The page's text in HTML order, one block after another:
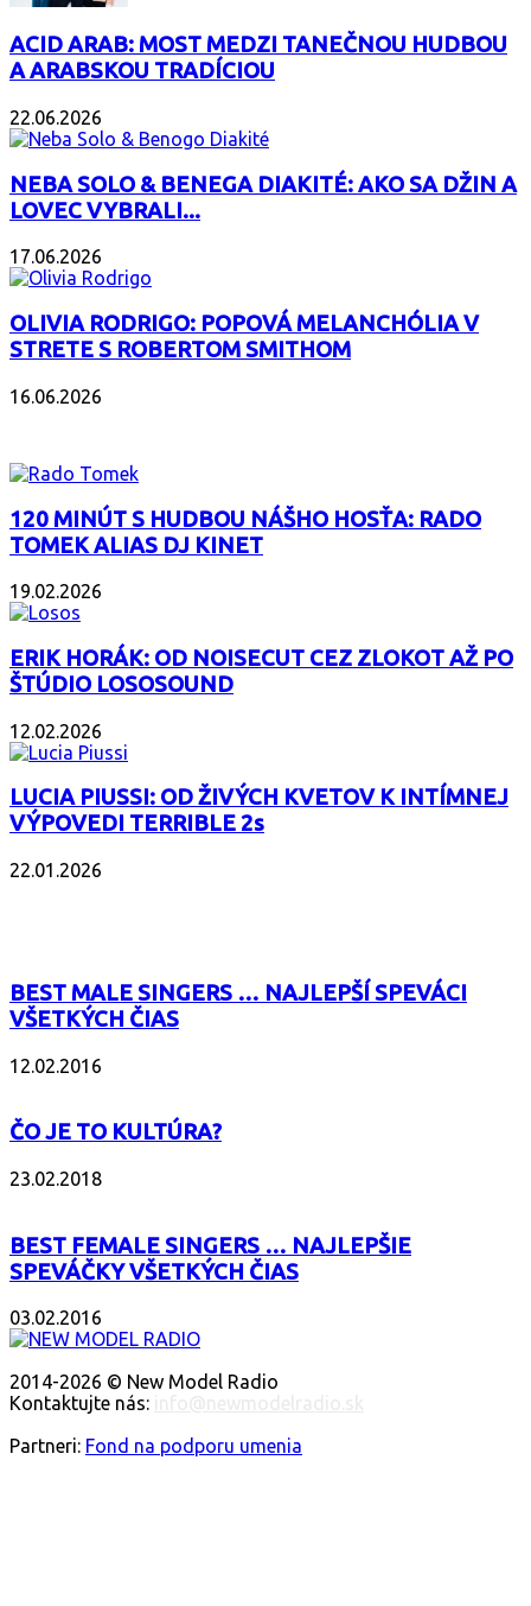
ACID ARAB: MOST MEDZI TANEČNOU HUDBOU
A ARABSKOU TRADÍCIOU
22.06.2026
NEBA SOLO & BENEGA DIAKITÉ: AKO SA DŽIN A
LOVEC VYBRALI...
17.06.2026
OLIVIA RODRIGO: POPOVÁ MELANCHÓLIA V
STRETE S ROBERTOM SMITHOM
16.06.2026
120 MINÚT S HUDBOU NÁŠHO HOSŤA: RADO
TOMEK ALIAS DJ KINET
19.02.2026
ERIK HORÁK: OD NOISECUT CEZ ZLOKOT AŽ PO
ŠTÚDIO LOSOSOUND
12.02.2026
LUCIA PIUSSI: OD ŽIVÝCH KVETOV K INTÍMNEJ
VÝPOVEDI TERRIBLE 2s
22.01.2026
BEST MALE SINGERS … NAJLEPŠÍ SPEVÁCI
VŠETKÝCH ČIAS
12.02.2016
ČO JE TO KULTÚRA?
23.02.2018
BEST FEMALE SINGERS … NAJLEPŠIE
SPEVÁČKY VŠETKÝCH ČIAS
03.02.2016
2014-2026 © New Model Radio
Kontaktujte nás:
Partneri: Fond na podporu umenia